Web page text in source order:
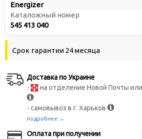
Energizer
Каталожный номер
545 413 040
Срок гарантии 24 месяца
Доставка по Украине
-
на отделение Новой Почты
- самовывоз в г. Харьков
подробнее →
Оплата при получении